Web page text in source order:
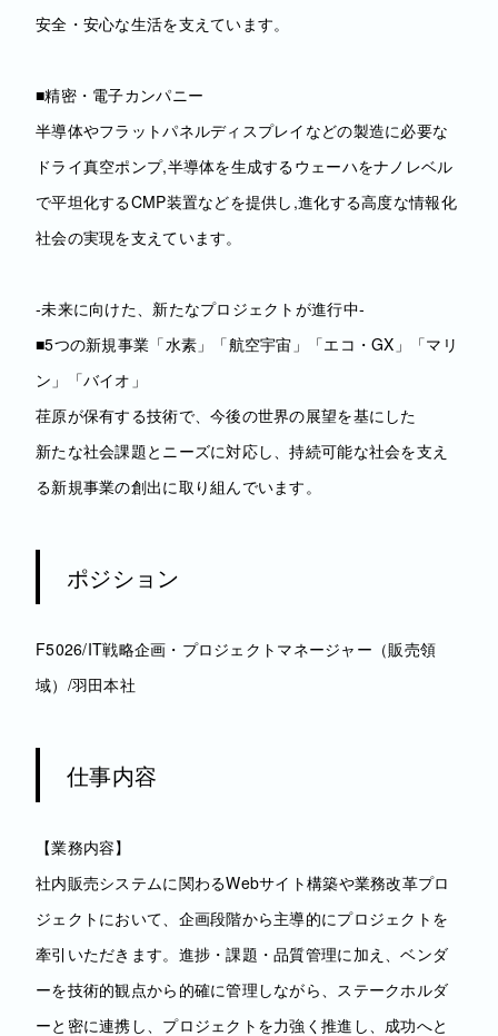
安全・安心な生活を支えています。
■精密・電子カンパニー
半導体やフラットパネルディスプレイなどの製造に必要な
ドライ真空ポンプ,半導体を生成するウェーハをナノレベル
で平坦化するCMP装置などを提供し,進化する高度な情報化
社会の実現を支えています。
‐未来に向けた、新たなプロジェクトが進行中‐
■5つの新規事業「水素」「航空宇宙」「エコ・GX」「マリ
ン」「バイオ」
荏原が保有する技術で、今後の世界の展望を基にした
新たな社会課題とニーズに対応し、持続可能な社会を支え
る新規事業の創出に取り組んでいます。
ポジション
F5026/IT戦略企画・プロジェクトマネージャー（販売領
域）/羽田本社
仕事内容
【業務内容】
社内販売システムに関わるWebサイト構築や業務改革プロ
ジェクトにおいて、企画段階から主導的にプロジェクトを
牽引いただきます。進捗・課題・品質管理に加え、ベンダ
ーを技術的観点から的確に管理しながら、ステークホルダ
ーと密に連携し、プロジェクトを力強く推進し、成功へと